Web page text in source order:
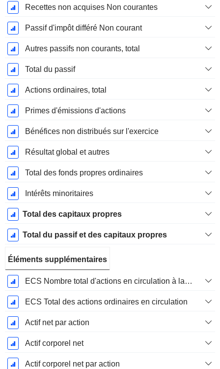
Recettes non acquises Non courantes
Passif d'impôt différé Non courant
Autres passifs non courants, total
Total du passif
Actions ordinaires, total
Primes d'émissions d'actions
Bénéfices non distribués sur l'exercice
Résultat global et autres
Total des fonds propres ordinaires
Intérêts minoritaires
Total des capitaux propres
Total du passif et des capitaux propres
Éléments supplémentaires
ECS Nombre total d'actions en circulation à la date de dépôt
ECS Total des actions ordinaires en circulation
Actif net par action
Actif corporel net
Actif corporel net par action